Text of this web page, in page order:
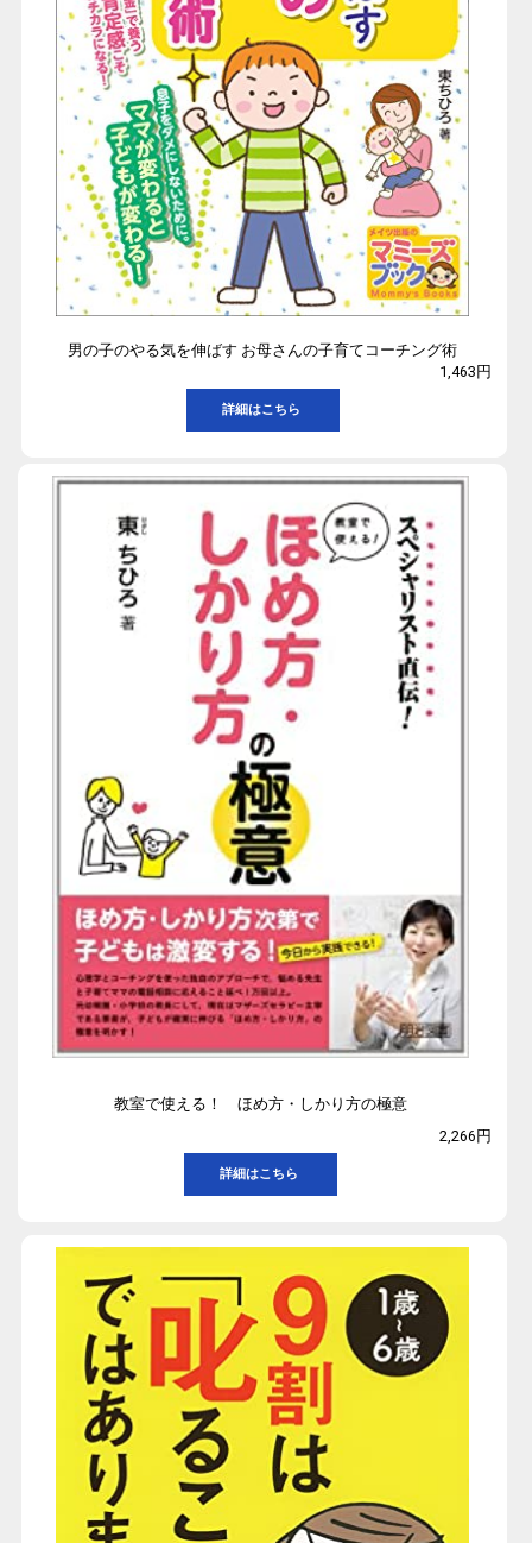
男の子のやる気を伸ばす お母さんの子育てコーチング術
1,463円
詳細はこちら
教室で使える！ ほめ方・しかり方の極意
2,266円
詳細はこちら